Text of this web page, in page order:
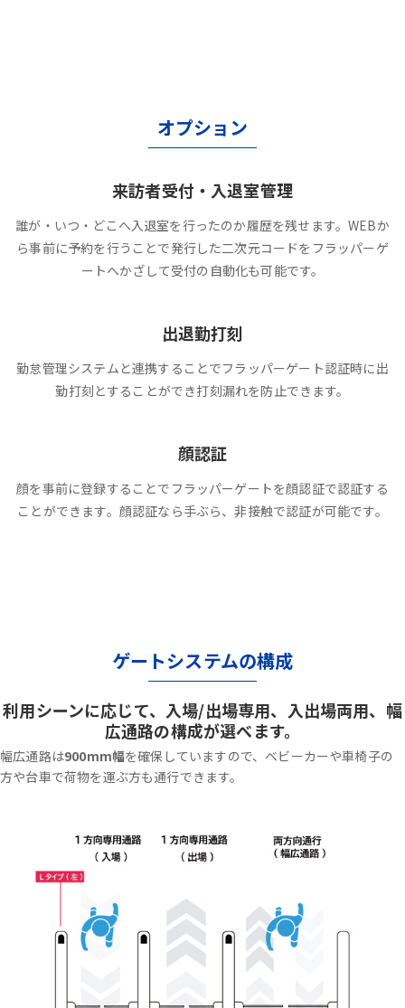
オプション
来訪者受付・入退室管理
誰が・いつ・どこへ入退室を行ったのか履歴を残せます。WEBか
ら事前に予約を行うことで発行した二次元コードをフラッパーゲ
ートへかざして受付の自動化も可能です。
出退勤打刻
勤怠管理システムと連携することでフラッパーゲート認証時に出
勤打刻とすることができ打刻漏れを防止できます。
顔認証
顔を事前に登録することでフラッパーゲートを顔認証で認証する
ことができます。顔認証なら手ぶら、非接触で認証が可能です。
ゲートシステムの構成
利用シーンに応じて、入場/出場専用、入出場両用、幅
広通路の構成が選べます。
幅広通路は900mm幅を確保していますので、ベビーカーや車椅子の
方や台車で荷物を運ぶ方も通行できます。